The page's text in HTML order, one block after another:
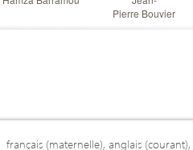
Pierre Bouvier
français (maternelle), anglais